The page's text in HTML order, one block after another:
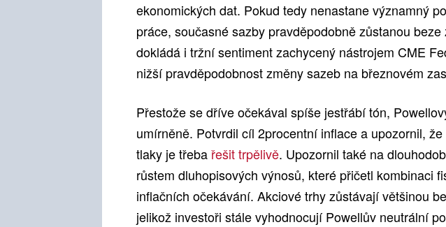
ekonomických dat. Pokud tedy nenastane významný
práce, současné sazby pravděpodobně zůstanou beze
dokládá i tržní sentiment zachycený nástrojem CME
nižší pravděpodobnost změny sazeb na březnovém
Přestože se dříve očekával spíše jestřábí tón,
umírněně. Potvrdil cíl 2procentní inflace a upozornil,
tlaky je třebařešit trpělivě. Upozornil také na
růstem dluhopisových výnosů, které přičetl kombinaci
inflačních očekávání. Akciové trhy zůstávají většinou
jelikož investoři stále vyhodnocují Powellův neutrální